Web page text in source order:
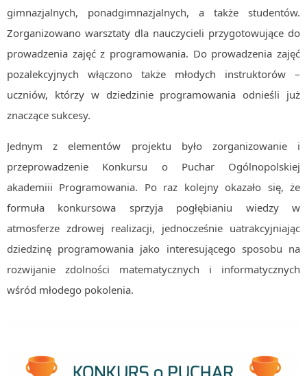
BAZY
MySQL
TESTOWANIE
SIECI
BIZNES
PO GODZINACH
KONTAKT
gimnazjalnych, ponadgimnazjalnych, a także studentów.
Zorganizowano warsztaty dla nauczycieli przygotowujące do
prowadzenia zajęć z programowania. Do prowadzenia zajęć
pozalekcyjnych włączono także młodych instruktorów –
uczniów, którzy w dziedzinie programowania odnieśli już
znaczące sukcesy.
Jednym z elementów projektu było zorganizowanie i
przeprowadzenie Konkursu o Puchar Ogólnopolskiej
akademiii Programowania. Po raz kolejny okazało się, że
formuła konkursowa sprzyja pogłębianiu wiedzy w
atmosferze zdrowej realizacji, jednocześnie uatrakcyjniając
dziedzinę programowania jako interesującego sposobu na
rozwijanie zdolności matematycznych i informatycznych
wśród młodego pokolenia.